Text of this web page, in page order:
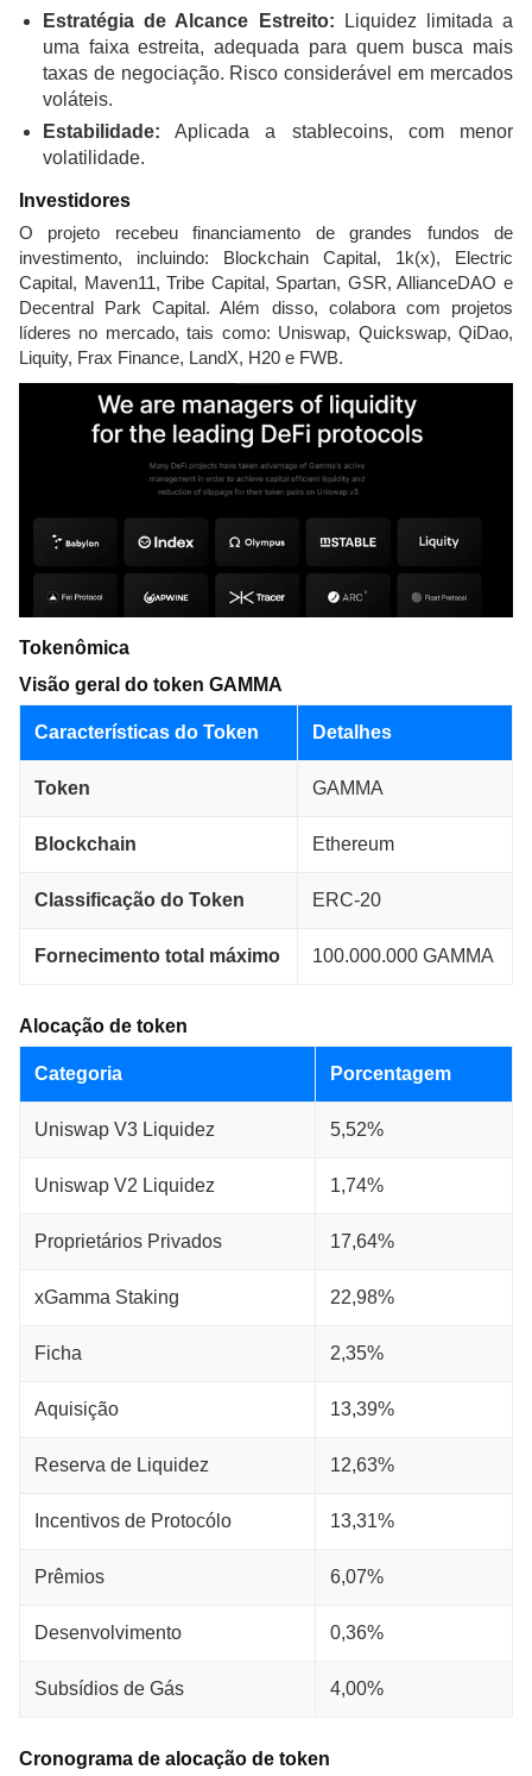
Estratégia de Alcance Estreito: Liquidez limitada a
uma faixa estreita, adequada para quem busca mais
taxas de negociação. Risco considerável em mercados
voláteis.
Estabilidade: Aplicada a stablecoins, com menor
volatilidade.
Investidores
O projeto recebeu financiamento de grandes fundos de
investimento, incluindo: Blockchain Capital, 1k(x), Electric
Capital, Maven11, Tribe Capital, Spartan, GSR, AllianceDAO e
Decentral Park Capital. Além disso, colabora com projetos
líderes no mercado, tais como: Uniswap, Quickswap, QiDao,
Liquity, Frax Finance, LandX, H20 e FWB.
Tokenômica
Visão geral do token GAMMA
Características do Token Detalhes
Token GAMMA
Blockchain Ethereum
Classificação do Token ERC-20
Fornecimento total máximo 100.000.000 GAMMA
Alocação de token
Categoria Porcentagem
Uniswap V3 Liquidez 5,52%
Uniswap V2 Liquidez 1,74%
Proprietários Privados 17,64%
xGamma Staking 22,98%
Ficha 2,35%
Aquisição 13,39%
Reserva de Liquidez 12,63%
Incentivos de Protocólo 13,31%
Prêmios 6,07%
Desenvolvimento 0,36%
Subsídios de Gás 4,00%
Cronograma de alocação de token